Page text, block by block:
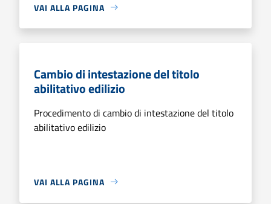
VAI ALLA PAGINA
Cambio di intestazione del titolo
abilitativo edilizio
Procedimento di cambio di intestazione del titolo
abilitativo edilizio
VAI ALLA PAGINA